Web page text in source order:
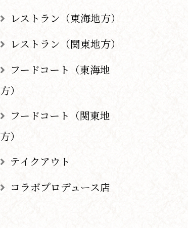
レストラン（東海地方）
レストラン（関東地方）
フードコート（東海地
方）
フードコート（関東地
方）
テイクアウト
コラボプロデュース店